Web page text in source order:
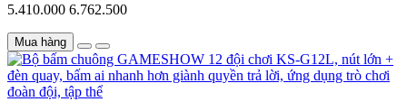
5.410.000 6.762.500
Mua hàng